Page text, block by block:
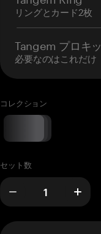
リングとカード2枚
Tangem プロキ
必要なのはこれだけ
コレクション
セット数